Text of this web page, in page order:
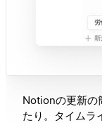
Notionの更新の
たり。タイムラ